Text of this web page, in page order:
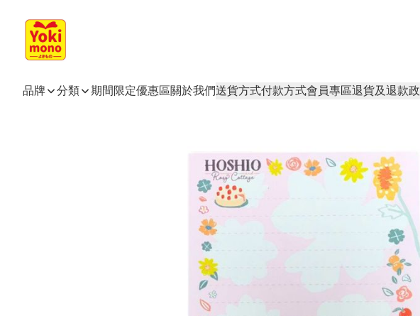
品牌 分類 期間限定優惠區關於我們送貨方式付款方式會員專區退貨及退款